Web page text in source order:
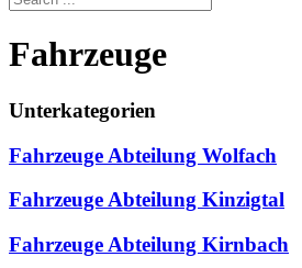
Fahrzeuge
Unterkategorien
Fahrzeuge Abteilung Wolfach
Fahrzeuge Abteilung Kinzigtal
Fahrzeuge Abteilung Kirnbach